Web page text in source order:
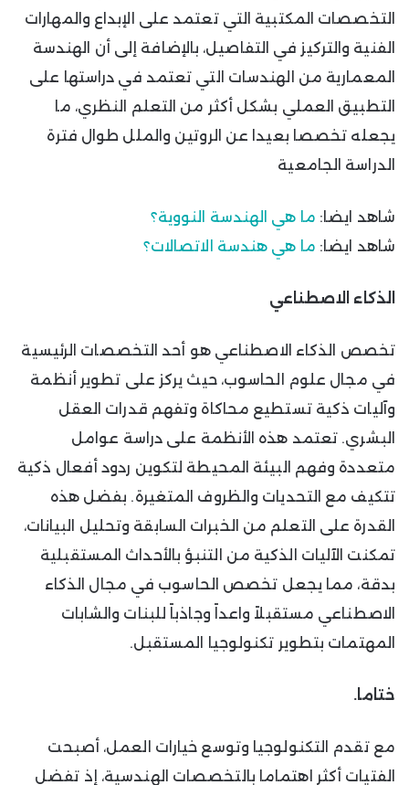
التخصصات المكتبية التي تعتمد على الإبداع والمهارات
الفنية والتركيز في التفاصيل، بالإضافة إلى أن الهندسة
المعمارية من الهندسات التي تعتمد في دراستها على
التطبيق العملي بشكل أكثر من التعلم النظري، ما
يجعله تخصصا بعيدا عن الروتين والملل طوال فترة
الدراسة الجامعية
شاهد ايضا: ما هي الهندسة النووية؟
شاهد ايضا: ما هي هندسة الاتصالات؟
الذكاء الاصطناعي
تخصص الذكاء الاصطناعي هو أحد التخصصات الرئيسية
في مجال علوم الحاسوب، حيث يركز على تطوير أنظمة
وآليات ذكية تستطيع محاكاة وتفهم قدرات العقل
البشري. تعتمد هذه الأنظمة على دراسة عوامل
متعددة وفهم البيئة المحيطة لتكوين ردود أفعال ذكية
تتكيف مع التحديات والظروف المتغيرة. بفضل هذه
القدرة على التعلم من الخبرات السابقة وتحليل البيانات،
تمكنت الآليات الذكية من التنبؤ بالأحداث المستقبلية
بدقة، مما يجعل تخصص الحاسوب في مجال الذكاء
الاصطناعي مستقبلاً واعداً وجاذباً للبنات والشابات
المهتمات بتطوير تكنولوجيا المستقبل.
ختاما.
مع تقدم التكنولوجيا وتوسع خيارات العمل، أصبحت
الفتيات أكثر اهتماما بالتخصصات الهندسية، إذ تفضل